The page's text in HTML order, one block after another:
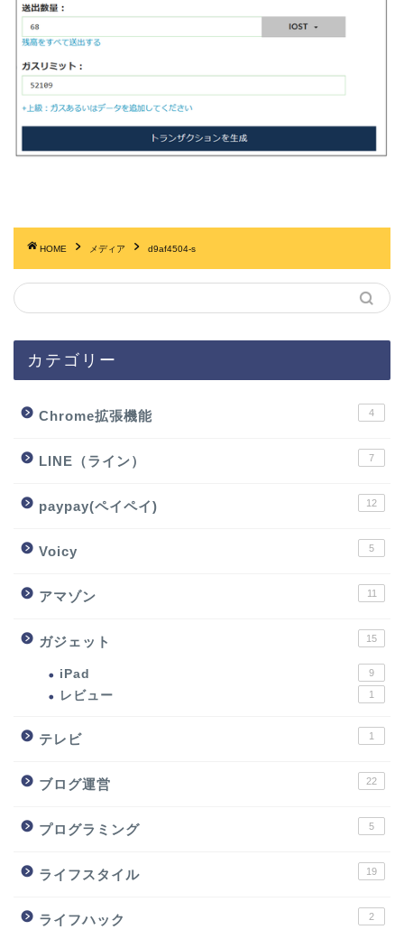
HOME メディア d9af4504-s
カテゴリー
Chrome拡張機能 4
LINE（ライン） 7
paypay(ペイペイ) 12
Voicy 5
アマゾン 11
ガジェット 15
iPad 9
レビュー 1
テレビ 1
ブログ運営 22
プログラミング 5
ライフスタイル 19
ライフハック 2